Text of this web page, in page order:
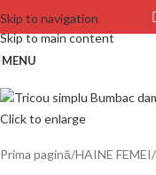
Skip to navigation
Skip to main content
MENU
Click to enlarge
Prima pagină HAINE FEMEI